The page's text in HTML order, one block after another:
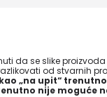
da se slike
od stvarnih
„na upit“
nije moguće